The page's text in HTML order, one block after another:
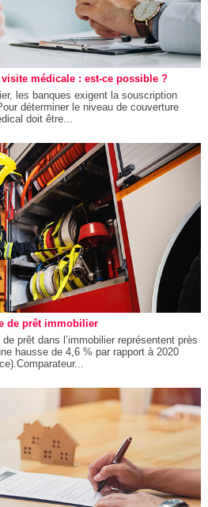
médicale : est-ce possible ?
les banques exigent la souscription
déterminer le niveau de couverture
doit être...
de prêt immobilier
prêt dans l’immobilier représentent près
hausse de 4,6 % par rapport à 2020